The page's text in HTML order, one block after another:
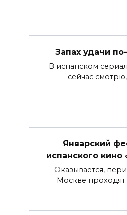
Запах удачи
В испанском
сейчас
Январский
испанского кино
Оказывается,
Москве проходят